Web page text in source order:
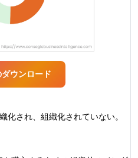
ウンロード
化され、組織化されていない。